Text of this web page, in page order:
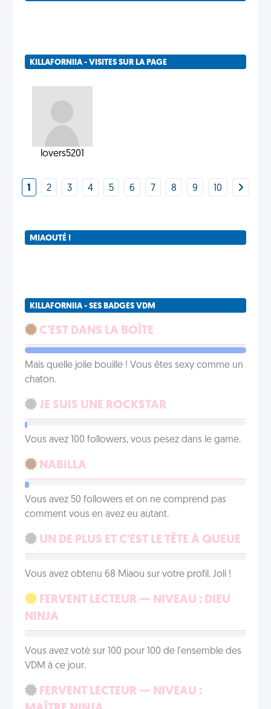
KILLAFORNIIA - VISITES SUR LA PAGE
lovers5201
1 2 3 4 5 6 7 8 9 10
MIAOUTÉ !
KILLAFORNIIA - SES BADGES VDM
C'EST DANS LA BOÎTE
Mais quelle jolie bouille ! Vous êtes sexy comme un
chaton.
JE SUIS UNE ROCKSTAR
Vous avez 100 followers, vous pesez dans le game.
NABILLA
Vous avez 50 followers et on ne comprend pas
comment vous en avez eu autant.
UN DE PLUS ET C'EST LE TÊTE À QUEUE
Vous avez obtenu 68 Miaou sur votre profil. Joli !
FERVENT LECTEUR — NIVEAU : DIEU
NINJA
Vous avez voté sur 100 pour 100 de l'ensemble des
VDM à ce jour.
FERVENT LECTEUR — NIVEAU :